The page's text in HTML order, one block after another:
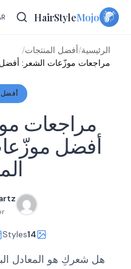
Skip
HairStyleMojo
الرئيسية/أفضل المنتجات/
مراجعات موزّعات الشعر:
أفضل
مراجعات
أفضل
14
Styles
هل شعركِ هو المعادل